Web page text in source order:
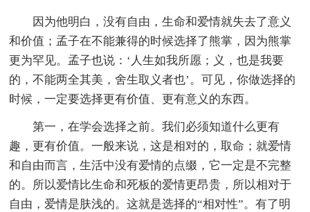
因为他明白，没有自由，生命和爱情就失去了意义
和价值；孟子在不能兼得的时候选择了熊掌，因为熊掌
更为罕见。孟子也说：‘人生如我所愿；义，也是我要
的，不能两全其美，舍生取义者也’。可见，你做选择的
时候，一定要选择更有价值、更有意义的东西。
第一，在学会选择之前。我们必须知道什么更有
趣，更有价值。一般来说，这是相对的，取命；就爱情
和自由而言，生活中没有爱情的点缀，它一定是不完整
的。所以爱情比生命和死板的爱情更昂贵，所以相对于
自由，爱情是肤浅的。这就是选择的“相对性”。有了明